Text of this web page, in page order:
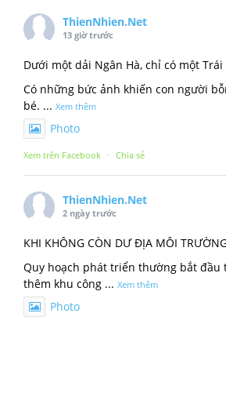
ThienNhien.Net
13 giờ trước
Dưới một dải Ngân Hà, chỉ có một
Có những bức ảnh khiến con người
bé. ... Xem thêm
Photo
Xem trên Facebook · Chia sẻ
ThienNhien.Net
2 ngày trước
KHI KHÔNG CÒN DƯ ĐỊA MÔI
Quy hoạch phát triển thường bắt đầu
thêm khu công ... Xem thêm
Photo